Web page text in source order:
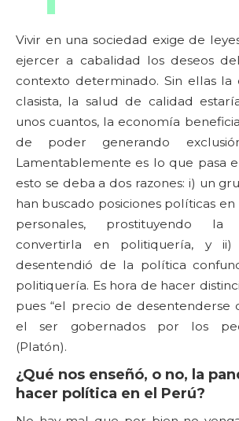
Vivir en una sociedad exige de
ejercer a cabalidad los deseos
contexto determinado. Sin ellas la
clasista, la salud de calidad
unos cuantos, la economía
de poder generando
Lamentablemente es lo que pasa
esto se deba a dos razones: i) un
han buscado posiciones políticas en
personales, prostituyendo
convertirla en politiquería, y
desentendió de la política
politiquería. Es hora de hacer
pues “el precio de desentenderse
el ser gobernados por los
(Platón).
¿Qué nos enseñó, o no, la
hacer política en el Perú?